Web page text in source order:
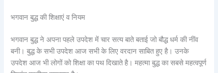
भगवान बुद्ध की शिक्षाएं व नियम
भगवान बुद्ध ने अपना पहले उपदेश में चार सत्य बाते बताई जो बौद्ध धर्म की नींव
बनी। बुद्ध के सभी उपदेश आज सभी के लिए वरदान साबित हुए है। उनके
उपदेश आज भी लोगों को शिक्षा का पथ दिखाते है। महत्मा बुद्ध का सबसे महत्वपूर्ण